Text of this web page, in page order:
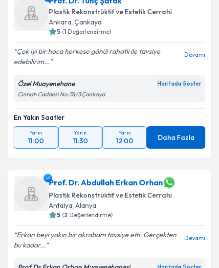
bilgilendireceğiz.
E-posta Adresiniz
Metni'ni okudum ve kişisel verilerimin belirtilen
kapsamda işlenmesini kabul ediyorum.
Takvim Talebini Gönder
Plastik Rekonstrüktif ve Estetik Cerrahi
Ankara, Çankaya
5 (1 Değerlendirme)
Çok iyi bir hoca herkese gönül rahatlı ile tavsiye
edebilirim...
Devamı
Özel Muayenehane Haritada Göster
Cinnah Caddesi No:78/3 Çankaya
En Yakın Saatler
Yarın
11:00
Yarın
11:30
Yarın
12:00 Daha Fazla
Prof. Dr. Abdullah Erkan Orhan
Plastik Rekonstrüktif ve Estetik Cerrahi
Antalya, Alanya
5 (2 Değerlendirme)
Erkan beyi yakın bir akrabam tavsiye etti. Gerçekten
bu kadar...
Devamı